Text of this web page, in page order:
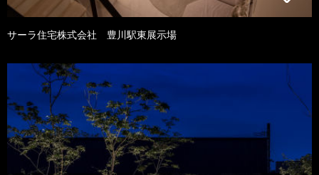
サーラ住宅株式会社 豊川駅東展示場